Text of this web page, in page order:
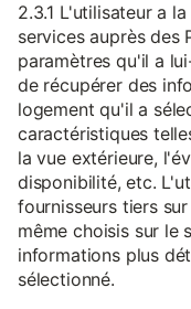
2.3.1 L'utilisateur a
services auprès des
paramètres qu'il a
de récupérer des
logement qu'il a
caractéristiques
la vue extérieure,
disponibilité, etc.
fournisseurs tiers
même choisis sur le
informations plus
sélectionné.